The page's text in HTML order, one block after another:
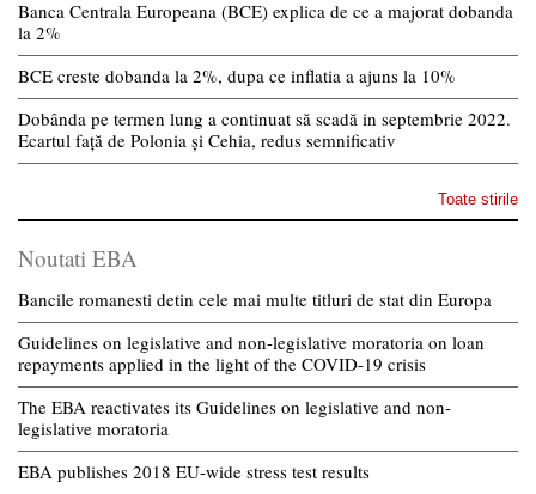
Banca Centrala Europeana (BCE) explica de ce a majorat dobanda
la 2%
BCE creste dobanda la 2%, dupa ce inflatia a ajuns la 10%
Dobânda pe termen lung a continuat să scadă in septembrie 2022.
Ecartul față de Polonia și Cehia, redus semnificativ
Toate stirile
Noutati EBA
Bancile romanesti detin cele mai multe titluri de stat din Europa
Guidelines on legislative and non-legislative moratoria on loan
repayments applied in the light of the COVID-19 crisis
The EBA reactivates its Guidelines on legislative and non-
legislative moratoria
EBA publishes 2018 EU-wide stress test results